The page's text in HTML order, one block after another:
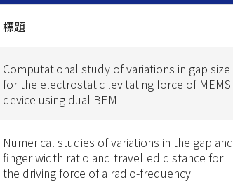
標題
Computational study of variations in gap size
for the electrostatic levitating force of MEMS
device using dual BEM
Numerical studies of variations in the gap and
finger width ratio and travelled distance for
the driving force of a radio-frequency